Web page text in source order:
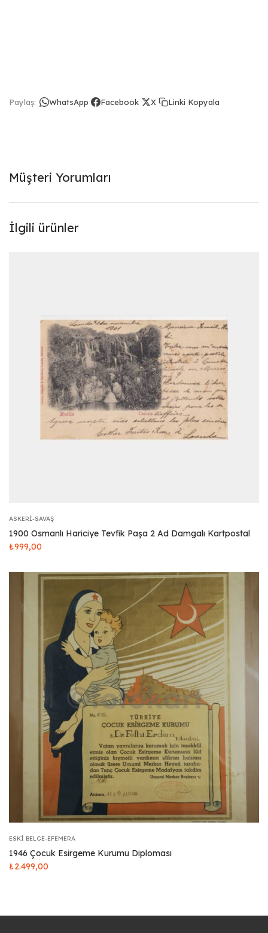
Paylaş: WhatsApp Facebook X Linki Kopyala
Müşteri Yorumları
İlgili ürünler
ASKERI-SAVAŞ
1900 Osmanlı Hariciye Tevfik Paşa 2 Ad Damgalı Kartpostal
₺999,00
ESKI BELGE-EFEMERA
1946 Çocuk Esirgeme Kurumu Diploması
₺2.499,00